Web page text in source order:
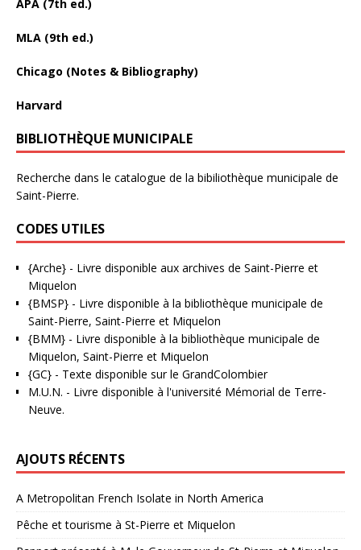
APA (7th ed.)
MLA (9th ed.)
Chicago (Notes & Bibliography)
Harvard
BIBLIOTHÈQUE MUNICIPALE
Recherche dans le catalogue de la bibiliothèque municipale de
Saint-Pierre.
CODES UTILES
{Arche} - Livre disponible aux archives de Saint-Pierre et
Miquelon
{BMSP} - Livre disponible à la bibliothèque municipale de
Saint-Pierre, Saint-Pierre et Miquelon
{BMM} - Livre disponible à la bibliothèque municipale de
Miquelon, Saint-Pierre et Miquelon
{GC} - Texte disponible sur le GrandColombier
M.U.N. - Livre disponible à l'université Mémorial de Terre-
Neuve.
AJOUTS RÉCENTS
A Metropolitan French Isolate in North America
Pêche et tourisme à St-Pierre et Miquelon